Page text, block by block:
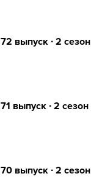
72 выпуск ∙ 2 сезон
71 выпуск ∙ 2 сезон
70 выпуск ∙ 2 сезон